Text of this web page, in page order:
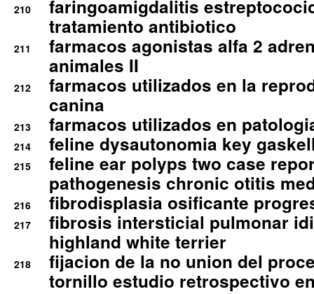
210
faringoamigdalitis
tratamiento antibiotico
211
farmacos agonistas alfa 2
animales II
212
farmacos utilizados en la
canina
213 farmacos utilizados en
214 feline dysautonomia key
215
feline ear polyps two case
pathogenesis chronic otitis
216 fibrodisplasia osificante
217
fibrosis intersticial pulmonar
highland white terrier
218
fijacion de la no union del
tornillo estudio retrospectivo